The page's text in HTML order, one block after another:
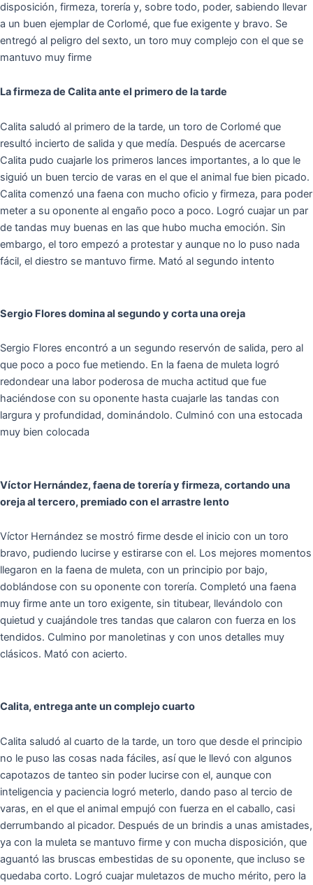
disposición, firmeza, torería y, sobre todo, poder, sabiendo llevar
a un buen ejemplar de Corlomé, que fue exigente y bravo. Se
entregó al peligro del sexto, un toro muy complejo con el que se
mantuvo muy firme
La firmeza de Calita ante el primero de la tarde
Calita saludó al primero de la tarde, un toro de Corlomé que
resultó incierto de salida y que medía. Después de acercarse
Calita pudo cuajarle los primeros lances importantes, a lo que le
siguió un buen tercio de varas en el que el animal fue bien picado.
Calita comenzó una faena con mucho oficio y firmeza, para poder
meter a su oponente al engaño poco a poco. Logró cuajar un par
de tandas muy buenas en las que hubo mucha emoción. Sin
embargo, el toro empezó a protestar y aunque no lo puso nada
fácil, el diestro se mantuvo firme. Mató al segundo intento
Sergio Flores domina al segundo y corta una oreja
Sergio Flores encontró a un segundo reservón de salida, pero al
que poco a poco fue metiendo. En la faena de muleta logró
redondear una labor poderosa de mucha actitud que fue
haciéndose con su oponente hasta cuajarle las tandas con
largura y profundidad, dominándolo. Culminó con una estocada
muy bien colocada
Víctor Hernández, faena de torería y firmeza, cortando una
oreja al tercero, premiado con el arrastre lento
Víctor Hernández se mostró firme desde el inicio con un toro
bravo, pudiendo lucirse y estirarse con el. Los mejores momentos
llegaron en la faena de muleta, con un principio por bajo,
doblándose con su oponente con torería. Completó una faena
muy firme ante un toro exigente, sin titubear, llevándolo con
quietud y cuajándole tres tandas que calaron con fuerza en los
tendidos. Culmino por manoletinas y con unos detalles muy
clásicos. Mató con acierto.
Calita, entrega ante un complejo cuarto
Calita saludó al cuarto de la tarde, un toro que desde el principio
no le puso las cosas nada fáciles, así que le llevó con algunos
capotazos de tanteo sin poder lucirse con el, aunque con
inteligencia y paciencia logró meterlo, dando paso al tercio de
varas, en el que el animal empujó con fuerza en el caballo, casi
derrumbando al picador. Después de un brindis a unas amistades,
ya con la muleta se mantuvo firme y con mucha disposición, que
aguantó las bruscas embestidas de su oponente, que incluso se
quedaba corto. Logró cuajar muletazos de mucho mérito, pero la